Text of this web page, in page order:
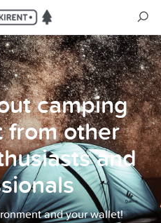
camping
from other
and
and your wallet!